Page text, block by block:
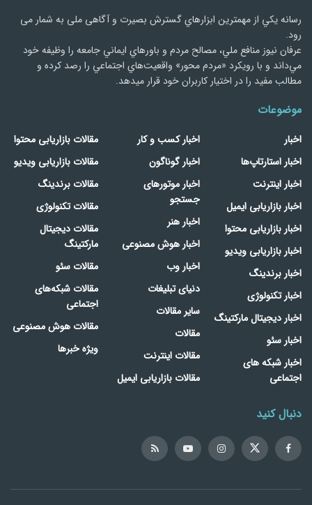
رسانه يكي از مهمترین ابزارهاي گسترش بصیرت و آگاهی ملی به شمار می
رود.
عرفان نیوز منافع ملي، مصالح مردم و باورهاي ايماني جامعه را وظيفه خود
مي‌داند و با رويكرد «مردم‌ محور» واقعيت‌هاي اجتماعي را رصد کرده و
مطالب مفید را در اختیار کاربران خود قرار میدهد.
موضوعات
اخبار
اخبار استارتاپ‌ها
اخبار اینترنت
اخبار بازاریابی ایمیل
اخبار بازاریابی محتوا
اخبار بازاریابی ویدیو
اخبار برندینگ
اخبار تکنولوژی
اخبار دیجیتال مارکتینگ
اخبار سئو
اخبار شبکه های
اجتماعی
اخبار کسب و کار
اخبار گوناگون
اخبار موتورهای
جستجو
اخبار هنر
اخبار هوش مصنوعی
اخبار وب
دنیای تبلیغات
سایر مقالات
مقالات
مقالات اینترنت
مقالات بازاریابی ایمیل
مقالات بازاریابی محتوا
مقالات بازاریابی ویدیو
مقالات برندینگ
مقالات تکنولوژی
مقالات دیجیتال
مارکتینگ
مقالات سئو
مقالات شبکه‌های
اجتماعی
مقالات هوش مصنوعی
ویژه خبرها
دنبال کنید